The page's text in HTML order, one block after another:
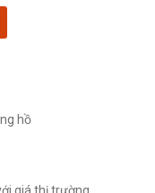
hồ
giá thị trường